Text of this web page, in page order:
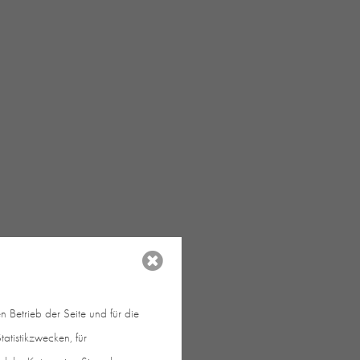
Betrieb der Seite und für die
für